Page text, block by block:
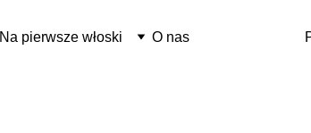
Na pierwsze włoski O nas